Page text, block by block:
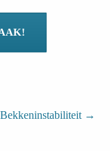
Bekkeninstabiliteit →